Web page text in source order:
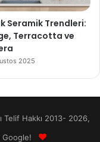
Seramik Trendleri:
Terracotta ve
2025
Hakkı 2013- 2026,
Google!